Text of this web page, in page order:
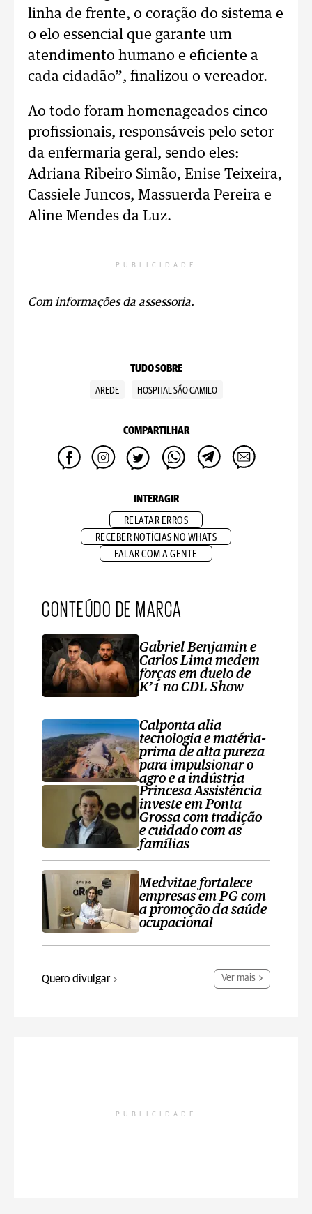
linha de frente, o coração do sistema e
o elo essencial que garante um
atendimento humano e eficiente a
cada cidadão”, finalizou o vereador.
Ao todo foram homenageados cinco
profissionais, responsáveis pelo setor
da enfermaria geral, sendo eles:
Adriana Ribeiro Simão, Enise Teixeira,
Cassiele Juncos, Massuerda Pereira e
Aline Mendes da Luz.
PUBLICIDADE
Com informações da assessoria.
TUDO SOBRE
AREDE HOSPITAL SÃO CAMILO
COMPARTILHAR
INTERAGIR
RELATAR ERROS
RECEBER NOTÍCIAS NO WHATS
FALAR COM A GENTE
CONTEÚDO DE MARCA
Gabriel Benjamin e
Carlos Lima medem
forças em duelo de
K’1 no CDL Show
Calponta alia
tecnologia e matéria-
prima de alta pureza
para impulsionar o
agro e a indústria
Princesa Assistência
investe em Ponta
Grossa com tradição
e cuidado com as
famílias
Medvitae fortalece
empresas em PG com
a promoção da saúde
ocupacional
Quero divulgar Ver mais
PUBLICIDADE